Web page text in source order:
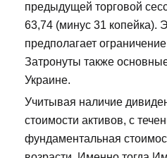
предыдущей торговой
63,74 (минус 31 копейка).
предполагает
Затронуты также
Украине.
Учитывая наличие
стоимости активов, с
фундаментальная